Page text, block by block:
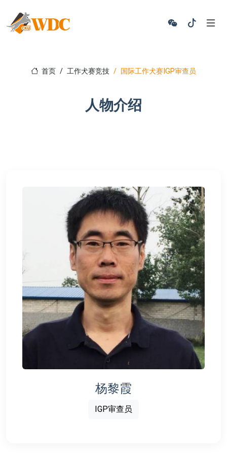
首页 工作犬赛竞技 国际工作犬赛IGP审查员
人物介绍
杨黎霞
IGP审查员